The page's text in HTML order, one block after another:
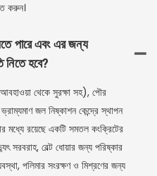
করুন।
পারে এবং এর জন্য
হবে?
থেকে সুরক্ষা সহ), পৌর
ভ্রাম্যমাণ জল নিষ্কাশন কেন্দ্রে স্থাপন
মধ্যে রয়েছে একটি সমতল কংক্রিটের
সরবরাহ, বেল্ট ধোয়ার জন্য পরিষ্কার
পলিমার সংরক্ষণ ও মিশ্রণের জন্য